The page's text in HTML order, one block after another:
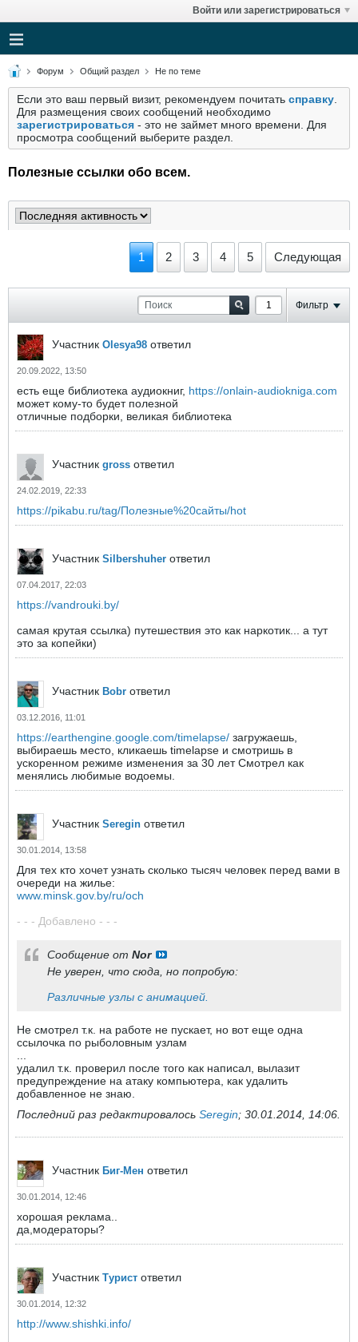
Войти или зарегистрироваться
Форум Общий раздел Не по теме
Если это ваш первый визит, рекомендуем почитать справку
Для размещения своих сообщений необходимо
зарегистрироваться - это не займет много времени. Для
просмотра сообщений выберите раздел.
Полезные ссылки обо всем.
1 2 3 4 5 Следующая
Фильтр
Участник Olesya98 ответил
20.09.2022, 13:50
есть еще библиотека аудиокниг, https://onlain-audiokniga.com
может кому-то будет полезной
отличные подборки, великая библиотека
Участник gross ответил
24.02.2019, 22:33
https://pikabu.ru/tag/Полезные%20сайты/hot
Участник Silbershuher ответил
07.04.2017, 22:03
https://vandrouki.by/
самая крутая ссылка) путешествия это как наркотик... а тут
это за копейки)
Участник Bobr ответил
03.12.2016, 11:01
https://earthengine.google.com/timelapse/ загружаешь,
выбираешь место, кликаешь timelapse и смотришь в
ускоренном режиме изменения за 30 лет Смотрел как
менялись любимые водоемы.
Участник Seregin ответил
30.01.2014, 13:58
Для тех кто хочет узнать сколько тысяч человек перед вами в
очереди на жилье:
www.minsk.gov.by/ru/och
- - - Добавлено - - -
Сообщение от Nor
Не уверен, что сюда, но попробую:
Различные узлы с анимацией.
Не смотрел т.к. на работе не пускает, но вот еще одна
ссылочка по рыболовным узлам
удалил т.к. проверил после того как написал, вылазит
предупреждение на атаку компьютера, как удалить
добавленное не знаю.
Последний раз редактировалось Seregin; 30.01.2014, 14:06
Участник Биг-Мен ответил
30.01.2014, 12:46
хорошая реклама..
да,модераторы?
Участник Турист ответил
30.01.2014, 12:32
http://www.shishki.info/